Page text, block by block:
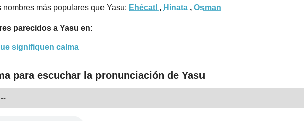
nombres más populares que Yasu: Ehécatl , Hinata , Osman
parecidos a Yasu en:
signifiquen calma
para escuchar la pronunciación de Yasu